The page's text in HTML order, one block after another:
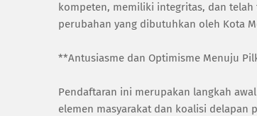
kompeten, memiliki integritas, dan
perubahan yang dibutuhkan oleh Kota
**Antusiasme dan Optimisme Menuju
Pendaftaran ini merupakan langkah
elemen masyarakat dan koalisi delapan